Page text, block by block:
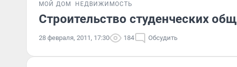
МОЙ ДОМ НЕДВИЖИМОСТЬ
Строительство студенческих
28 февраля, 2011, 17:30 184 Обсудить